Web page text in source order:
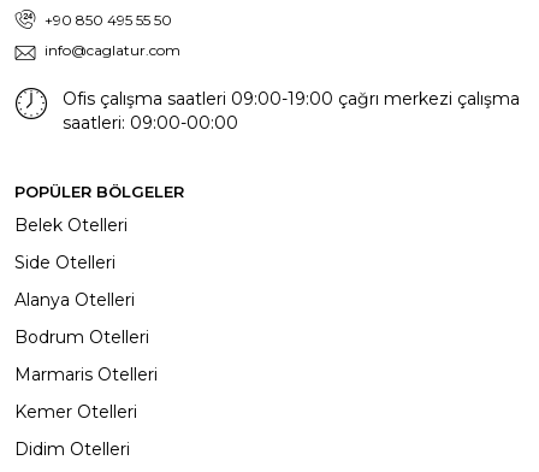
+90 850 495 55 50
info@caglatur.com
Ofis çalışma saatleri 09:00-19:00 çağrı merkezi çalışma
saatleri: 09:00-00:00
POPÜLER BÖLGELER
Belek Otelleri
Side Otelleri
Alanya Otelleri
Bodrum Otelleri
Marmaris Otelleri
Kemer Otelleri
Didim Otelleri